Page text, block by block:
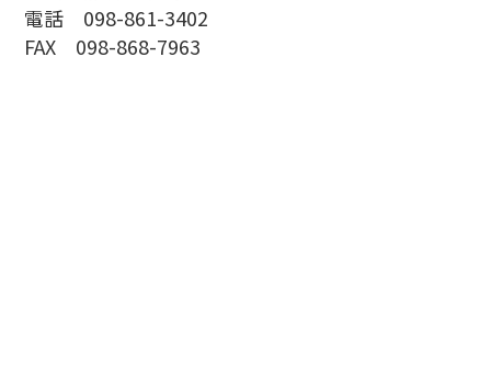
電話 098-861-3402
FAX 098-868-7963